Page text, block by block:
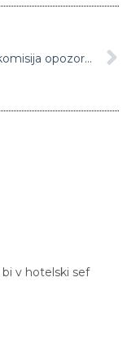
V Avstriji komisija opozorila na napake pred terorističnim napadom na Dunaju novembra lani
bi v hotelski sef